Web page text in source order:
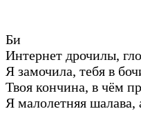
Би
Интернет дрочилы,
Я замочила, тебя в
Твоя кончина, в чём
Я малолетняя